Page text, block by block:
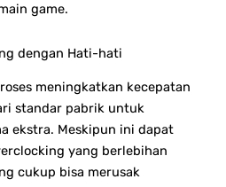
game.
dengan Hati-hati
meningkatkan kecepatan
standar pabrik untuk
ekstra. Meskipun ini dapat
yang berlebihan
cukup bisa merusak